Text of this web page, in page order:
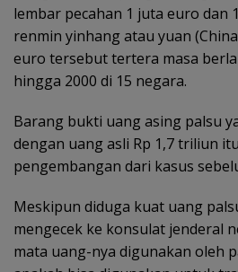
lembar pecahan 1 juta euro dan
renmin yinhang atau yuan
euro tersebut tertera masa
hingga 2000 di 15 negara.
Barang bukti uang asing palsu
dengan uang asli Rp 1,7 triliun
pengembangan dari kasus
Meskipun diduga kuat uang
mengecek ke konsulat jenderal
mata uang-nya digunakan oleh